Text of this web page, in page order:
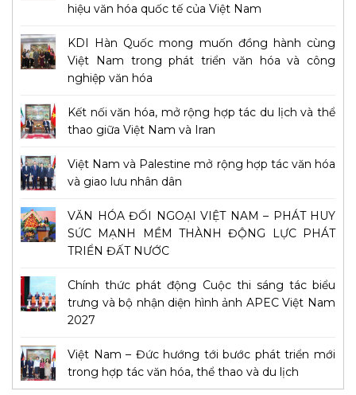
hiệu văn hóa quốc tế của Việt Nam
KDI Hàn Quốc mong muốn đồng hành cùng
Việt Nam trong phát triển văn hóa và công
nghiệp văn hóa
Kết nối văn hóa, mở rộng hợp tác du lịch và thể
thao giữa Việt Nam và Iran
Việt Nam và Palestine mở rộng hợp tác văn hóa
và giao lưu nhân dân
VĂN HÓA ĐỐI NGOẠI VIỆT NAM – PHÁT HUY
SỨC MẠNH MỀM THÀNH ĐỘNG LỰC PHÁT
TRIỂN ĐẤT NƯỚC
Chính thức phát động Cuộc thi sáng tác biểu
trưng và bộ nhận diện hình ảnh APEC Việt Nam
2027
Việt Nam – Đức hướng tới bước phát triển mới
trong hợp tác văn hóa, thể thao và du lịch